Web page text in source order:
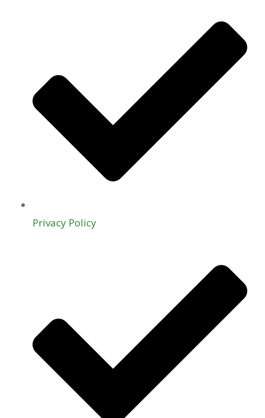
Privacy Policy